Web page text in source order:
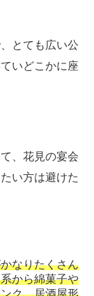
とても広い公
いどこかに座
、花見の宴会
い方は避けた
なりたくさん
から綿菓子や